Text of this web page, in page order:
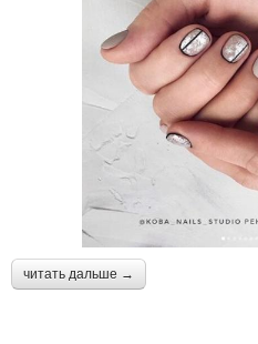
читать дальше →